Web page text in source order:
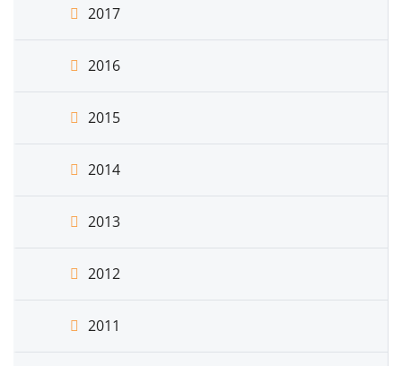
2017
2016
2015
2014
2013
2012
2011